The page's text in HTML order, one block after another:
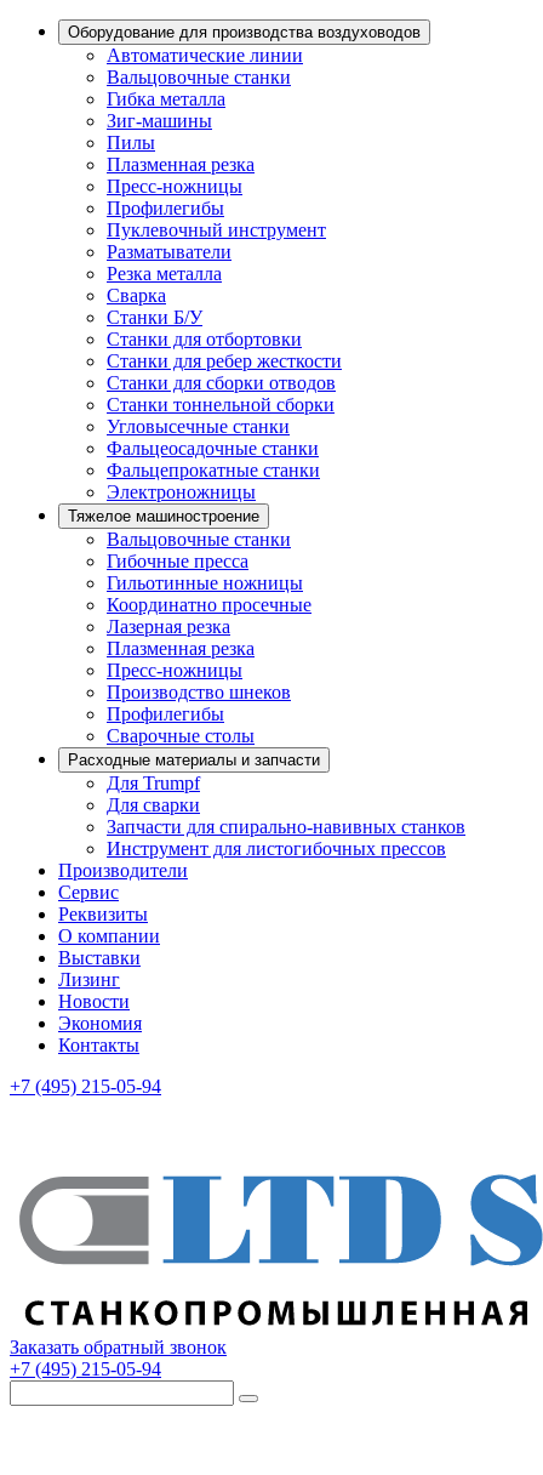
Оборудование для производства воздуховодов
Автоматические линии
Вальцовочные станки
Гибка металла
Зиг-машины
Пилы
Плазменная резка
Пресс-ножницы
Профилегибы
Пуклевочный инструмент
Разматыватели
Резка металла
Сварка
Станки Б/У
Станки для отбортовки
Станки для ребер жесткости
Станки для сборки отводов
Станки тоннельной сборки
Угловысечные станки
Фальцеосадочные станки
Фальцепрокатные станки
Электроножницы
Тяжелое машиностроение
Вальцовочные станки
Гибочные пресса
Гильотинные ножницы
Координатно просечные
Лазерная резка
Плазменная резка
Пресс-ножницы
Производство шнеков
Профилегибы
Сварочные столы
Расходные материалы и запчасти
Для Trumpf
Для сварки
Запчасти для спирально-навивных станков
Инструмент для листогибочных прессов
Производители
Сервис
Реквизиты
О компании
Выставки
Лизинг
Новости
Экономия
Контакты
+7 (495) 215-05-94
Заказать обратный звонок
+7 (495) 215-05-94